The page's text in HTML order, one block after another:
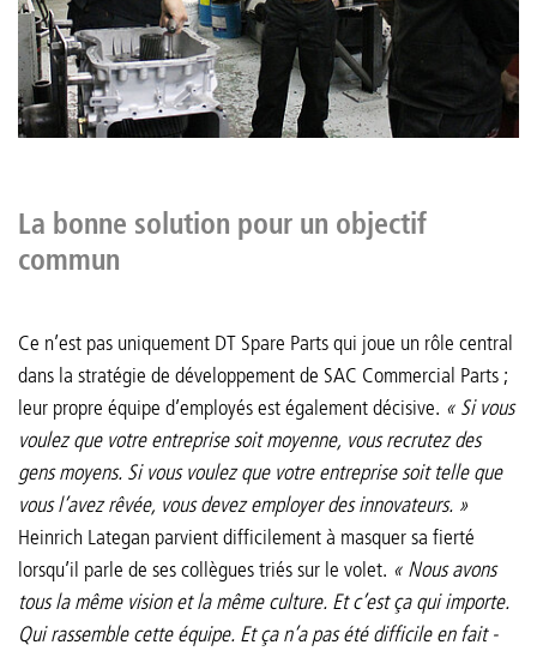
La bonne solution pour un objectif
commun
Ce n’est pas uniquement DT Spare Parts qui joue un rôle central
dans la stratégie de développement de SAC Commercial Parts ;
leur propre équipe d’employés est également décisive. « Si vous
voulez que votre entreprise soit moyenne, vous recrutez des
gens moyens. Si vous voulez que votre entreprise soit telle que
vous l’avez rêvée, vous devez employer des innovateurs. »
Heinrich Lategan parvient difficilement à masquer sa fierté
lorsqu’il parle de ses collègues triés sur le volet. « Nous avons
tous la même vision et la même culture. Et c’est ça qui importe.
Qui rassemble cette équipe. Et ça n’a pas été difficile en fait -